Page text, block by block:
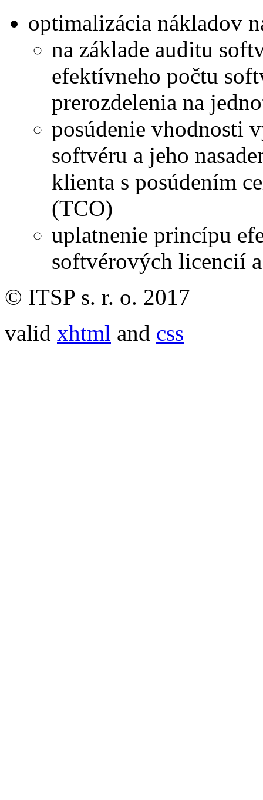
optimalizácia nákladov
na základe auditu
efektívneho počtu
prerozdelenia na
posúdenie vhodnosti
softvéru a jeho
klienta s posúdením
(TCO)
uplatnenie princípu
softvérových licencií
© ITSP s. r. o. 2017
valid xhtml and css